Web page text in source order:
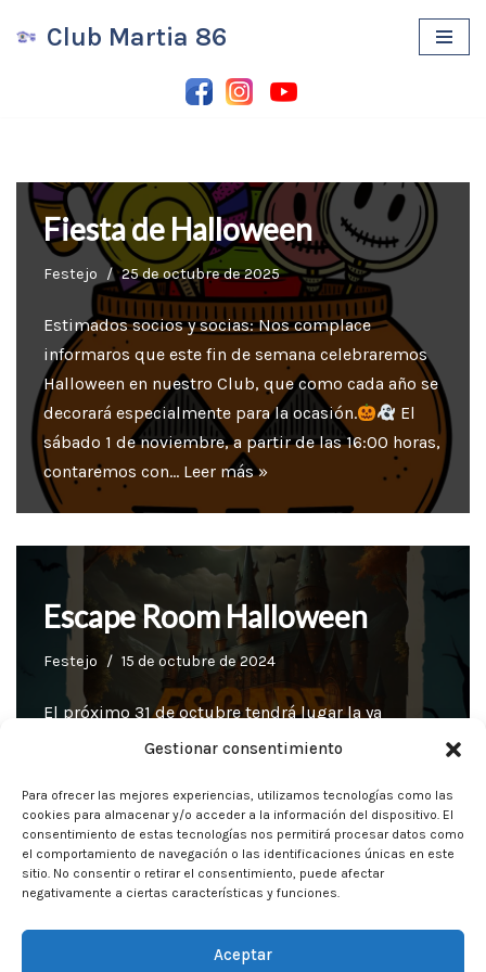
Gestionar consentimiento
Para ofrecer las mejores experiencias, utilizamos tecnologías como las
cookies para almacenar y/o acceder a la información del dispositivo. El
consentimiento de estas tecnologías nos permitirá procesar datos como
el comportamiento de navegación o las identificaciones únicas en este
sitio. No consentir o retirar el consentimiento, puede afectar
negativamente a ciertas características y funciones.
Aceptar
Club Martia 86
Fiesta de Halloween
Festejo 25 de octubre de 2025
Estimados socios y socias: Nos complace
informaros que este fin de semana celebraremos
Halloween en nuestro Club, que como cada año se
decorará especialmente para la ocasión.
El
sábado 1 de noviembre, a partir de las 16:00 horas,
contaremos con… Leer más »
Escape Room Halloween
Festejo 15 de octubre de 2024
El próximo 31 de octubre tendrá lugar la ya
tradicional fiesta de Halloween en nuestro Club.
los pequeños, además de decoración y otras
sorpresas. ¡Os esperamos a todos disfrazados!